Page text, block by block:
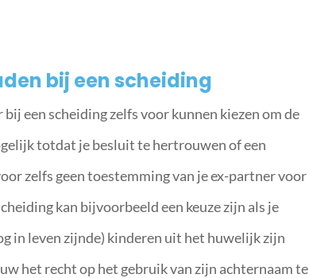
bij een scheiding
een scheiding zelfs voor kunnen kiezen om de
totdat je besluit te hertrouwen of een
zelfs geen toestemming van je ex-partner voor
kan bijvoorbeeld een keuze zijn als je
in leven zijnde) kinderen uit het huwelijk zijn
het recht op het gebruik van zijn achternaam te